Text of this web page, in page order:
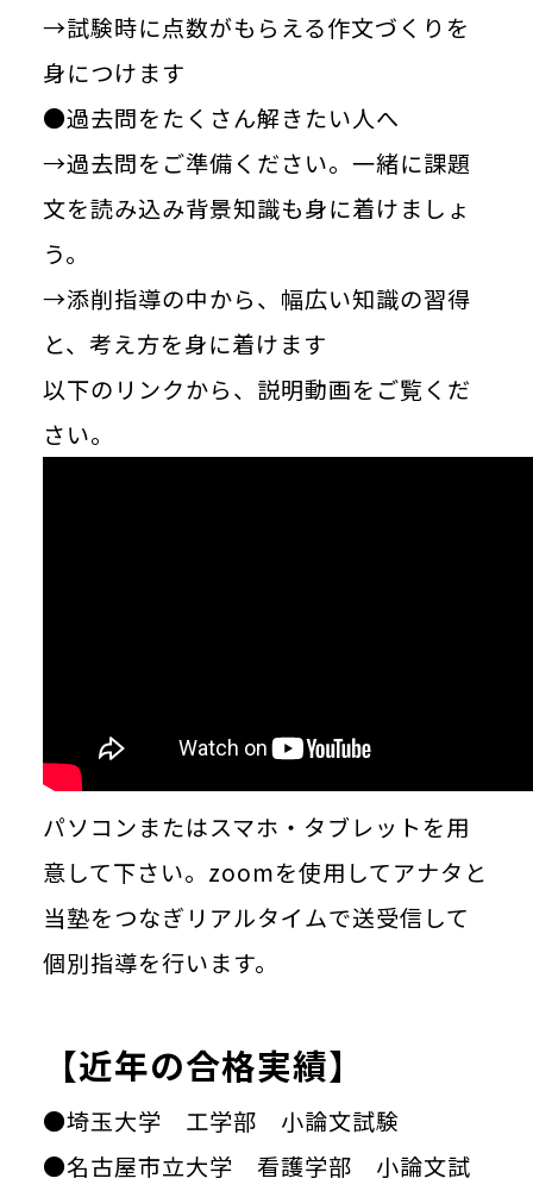
→試験時に点数がもらえる作文づくりを
身につけます
●過去問をたくさん解きたい人へ
→過去問をご準備ください。一緒に課題
文を読み込み背景知識も身に着けましょ
う。
→添削指導の中から、幅広い知識の習得
と、考え方を身に着けます
以下のリンクから、説明動画をご覧くだ
さい。
パソコンまたはスマホ・タブレットを用
意して下さい。zoomを使用してアナタと
当塾をつなぎリアルタイムで送受信して
個別指導を行います。
【近年の合格実績】
●埼玉大学 工学部 小論文試験
●名古屋市立大学 看護学部 小論文試